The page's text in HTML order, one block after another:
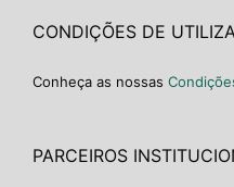
CONDIÇÕES DE
Conheça as nossas
PARCEIROS